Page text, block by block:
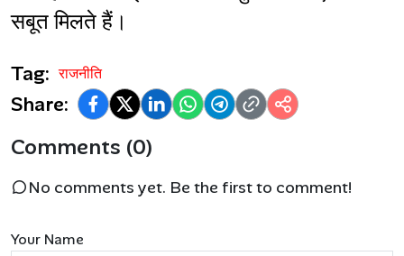
सबूत मिलते हैं।
Tag: राजनीति
Share:
Comments (0)
No comments yet. Be the first to comment!
Your Name